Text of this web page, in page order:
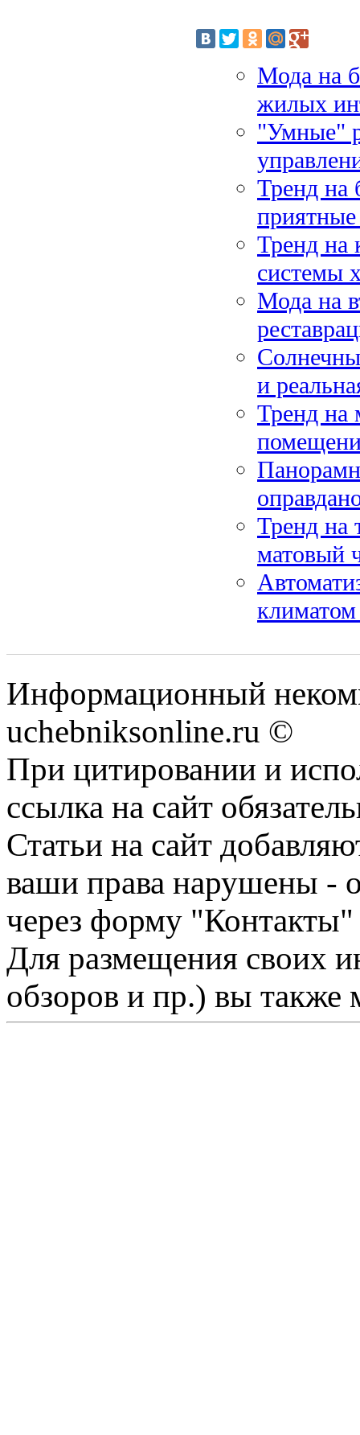
Мода на
жилых
"Умные"
Тренд на
приятные
Тренд на
системы
Мода на
и
Тренд на
Тренд на
матовый
Информационный
uchebniksonline.ru ©
При цитировании и
ссылка на сайт
Статьи на сайт
ваши права нарушены -
через форму "Контакты"
Для размещения своих
обзоров и пр.) вы также